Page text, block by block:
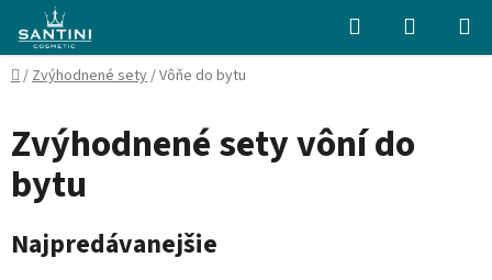
Prejsť
obsah
Hľadať
KOŠÍK
Domov
/Zvýhodnené sety/Vôňe do bytu
Zvýhodnené sety vôní do
bytu
Najpredávanejšie